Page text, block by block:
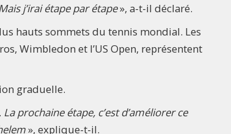
j’irai étape par étape», a-t-il déclaré.
hauts sommets du tennis mondial. Les
Wimbledon et l’US Open, représentent
graduelle.
prochaine étape, c’est d’améliorer ce
», explique-t-il.